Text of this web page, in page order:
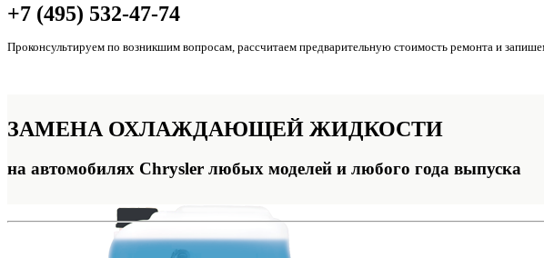
+7 (495) 532-47-74
Проконсультируем по возникшим вопросам, рассчитаем предварительную стоимость ремонта и
ЗАМЕНА ОХЛАЖДАЮЩЕЙ ЖИДКОСТИ
на автомобилях Chrysler любых моделей и любого года выпуска